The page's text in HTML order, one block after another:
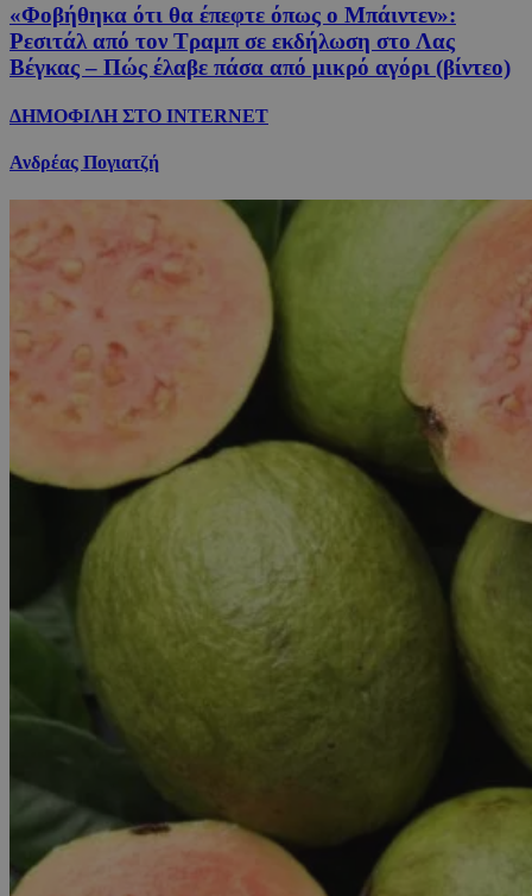
«Φοβήθηκα ότι θα έπεφτε όπως ο Μπάιντεν»:
Ρεσιτάλ από τον Τραμπ σε εκδήλωση στο Λας
Βέγκας – Πώς έλαβε πάσα από μικρό αγόρι (βίντεο)
ΔΗΜΟΦΙΛΗ ΣΤΟ INTERNET
Ανδρέας Πογιατζή